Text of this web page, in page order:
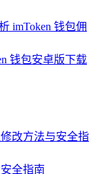
imToken 钱包佣
钱包安卓版下载
改方法与安全指
全指南